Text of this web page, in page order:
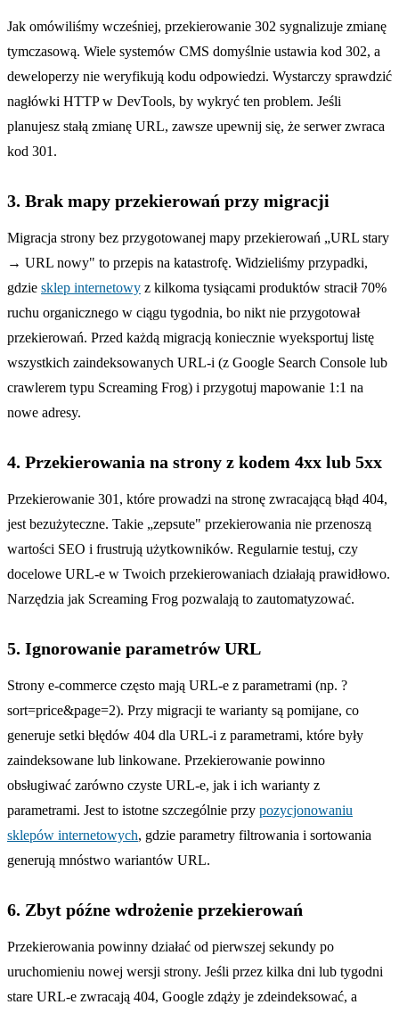
Jak omówiliśmy wcześniej, przekierowanie 302 sygnalizuje zmianę
tymczasową. Wiele systemów CMS domyślnie ustawia kod 302, a
deweloperzy nie weryfikują kodu odpowiedzi. Wystarczy sprawdzić
nagłówki HTTP w DevTools, by wykryć ten problem. Jeśli
planujesz stałą zmianę URL, zawsze upewnij się, że serwer zwraca
kod 301.
3. Brak mapy przekierowań przy migracji
Migracja strony bez przygotowanej mapy przekierowań „URL stary
→ URL nowy" to przepis na katastrofę. Widzieliśmy przypadki,
gdzie sklep internetowy z kilkoma tysiącami produktów stracił 70%
ruchu organicznego w ciągu tygodnia, bo nikt nie przygotował
przekierowań. Przed każdą migracją koniecznie wyeksportuj listę
wszystkich zaindeksowanych URL-i (z Google Search Console lub
crawlerem typu Screaming Frog) i przygotuj mapowanie 1:1 na
nowe adresy.
4. Przekierowania na strony z kodem 4xx lub 5xx
Przekierowanie 301, które prowadzi na stronę zwracającą błąd 404,
jest bezużyteczne. Takie „zepsute" przekierowania nie przenoszą
wartości SEO i frustrują użytkowników. Regularnie testuj, czy
docelowe URL-e w Twoich przekierowaniach działają prawidłowo.
Narzędzia jak Screaming Frog pozwalają to zautomatyzować.
5. Ignorowanie parametrów URL
Strony e-commerce często mają URL-e z parametrami (np. ?
sort=price&page=2). Przy migracji te warianty są pomijane, co
generuje setki błędów 404 dla URL-i z parametrami, które były
zaindeksowane lub linkowane. Przekierowanie powinno
obsługiwać zarówno czyste URL-e, jak i ich warianty z
parametrami. Jest to istotne szczególnie przy pozycjonowaniu
sklepów internetowych, gdzie parametry filtrowania i sortowania
generują mnóstwo wariantów URL.
6. Zbyt późne wdrożenie przekierowań
Przekierowania powinny działać od pierwszej sekundy po
uruchomieniu nowej wersji strony. Jeśli przez kilka dni lub tygodni
stare URL-e zwracają 404, Google zdąży je zdeindeksować, a